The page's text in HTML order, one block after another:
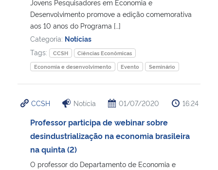
Ministério da Ciência, Tecnologia, Inovações e Comunicações
Ministério do Turismo
Ministério do Desenvolvimento Regional
Controladoria-Geral da União
Ministério da Mulher, da Família e dos Direitos Humanos
Secretaria-Geral
Jovens Pesquisadores em Economia e
Desenvolvimento promove a edição comemorativa
aos 10 anos do Programa […]
Categoria: Notícias
Tags:
CCSH
Ciências Econômicas
Economia e desenvolvimento
Evento Seminário
CCSH Notícia 01/07/2020 16:24
Professor participa de webinar sobre
desindustrialização na economia brasileira
na quinta (2)
O professor do Departamento de Economia e